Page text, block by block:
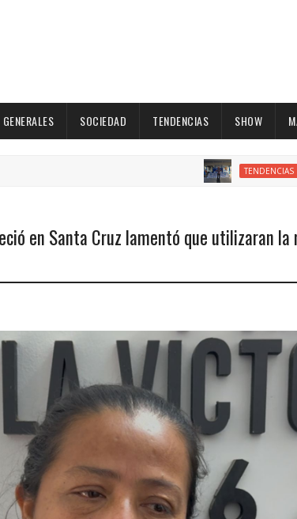
GENERALES SOCIEDAD TENDENCIAS SHOW
TENDENCIAS CGT:
en Santa Cruz lamentó que utilizaran la